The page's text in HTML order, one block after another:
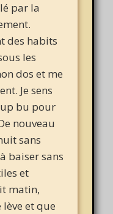
par la
des habits
les
dos et me
Je sens
bu pour
nouveau
sans
baiser sans
et
matin,
et que